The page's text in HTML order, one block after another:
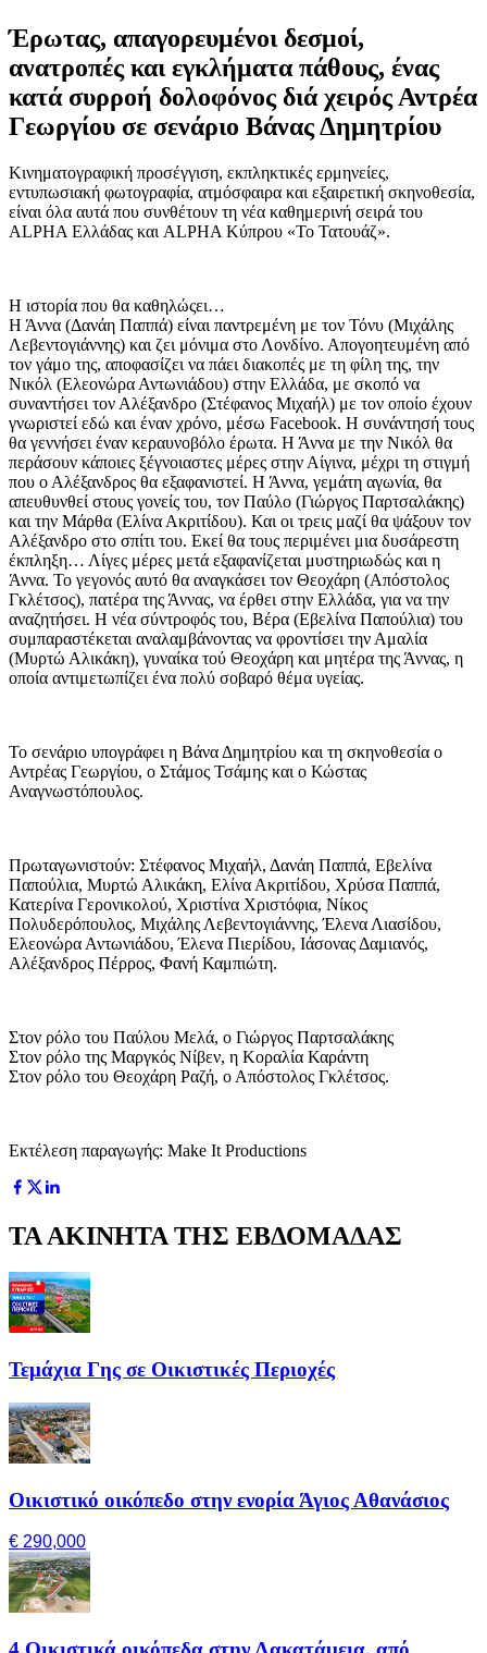
Έρωτας, απαγορευμένοι δεσμοί,
ανατροπές και εγκλήματα πάθους, ένας
κατά συρροή δολοφόνος διά χειρός Αντρέα
Γεωργίου σε σενάριο Βάνας Δημητρίου
Κινηματογραφική προσέγγιση, εκπληκτικές ερμηνείες,
εντυπωσιακή φωτογραφία, ατμόσφαιρα και εξαιρετική σκηνοθεσία,
είναι όλα αυτά που συνθέτουν τη νέα καθημερινή σειρά του
ALPHA Ελλάδας και ALPHA Κύπρου «Το Τατουάζ».
Η ιστορία που θα καθηλώςει…
Η Άννα (Δανάη Παππά) είναι παντρεμένη με τον Τόνυ (Μιχάλης
Λεβεντογιάννης) και ζει μόνιμα στο Λονδίνο. Απογοητευμένη από
τον γάμο της, αποφασίζει να πάει διακοπές με τη φίλη της, την
Νικόλ (Ελεονώρα Αντωνιάδου) στην Ελλάδα, με σκοπό να
συναντήσει τον Αλέξανδρο (Στέφανος Μιχαήλ) με τον οποίο έχουν
γνωριστεί εδώ και έναν χρόνο, μέσω Facebook. Η συνάντησή τους
θα γεννήσει έναν κεραυνοβόλο έρωτα. Η Άννα με την Νικόλ θα
περάσουν κάποιες ξέγνοιαστες μέρες στην Αίγινα, μέχρι τη στιγμή
που ο Αλέξανδρος θα εξαφανιστεί. Η Άννα, γεμάτη αγωνία, θα
απευθυνθεί στους γονείς του, τον Παύλο (Γιώργος Παρτσαλάκης)
και την Μάρθα (Ελίνα Ακριτίδου). Και οι τρεις μαζί θα ψάξουν τον
Αλέξανδρο στο σπίτι του. Εκεί θα τους περιμένει μια δυσάρεστη
έκπληξη… Λίγες μέρες μετά εξαφανίζεται μυστηριωδώς και η
Άννα. Το γεγονός αυτό θα αναγκάσει τον Θεοχάρη (Απόστολος
Γκλέτσος), πατέρα της Άννας, να έρθει στην Ελλάδα, για να την
αναζητήσει. Η νέα σύντροφός του, Βέρα (Εβελίνα Παπούλια) του
συμπαραστέκεται αναλαμβάνοντας να φροντίσει την Αμαλία
(Μυρτώ Αλικάκη), γυναίκα τού Θεοχάρη και μητέρα της Άννας, η
οποία αντιμετωπίζει ένα πολύ σοβαρό θέμα υγείας.
Το σενάριο υπογράφει η Βάνα Δημητρίου και τη σκηνοθεσία ο
Αντρέας Γεωργίου, ο Στάμος Τσάμης και ο Κώστας
Αναγνωστόπουλος.
Πρωταγωνιστούν: Στέφανος Μιχαήλ, Δανάη Παππά, Εβελίνα
Παπούλια, Μυρτώ Αλικάκη, Ελίνα Ακριτίδου, Χρύσα Παππά,
Κατερίνα Γερονικολού, Χριστίνα Χριστόφια, Νίκος
Πολυδερόπουλος, Μιχάλης Λεβεντογιάννης, Έλενα Λιασίδου,
Ελεονώρα Αντωνιάδου, Έλενα Πιερίδου, Ιάσονας Δαμιανός,
Αλέξανδρος Πέρρος, Φανή Καμπιώτη.
Στον ρόλο του Παύλου Μελά, ο Γιώργος Παρτσαλάκης
Στον ρόλο της Μαργκός Νίβεν, η Κοραλία Καράντη
Στον ρόλο του Θεοχάρη Ραζή, ο Απόστολος Γκλέτσος.
Εκτέλεση παραγωγής: Make It Productions
ΤΑ ΑΚΙΝΗΤΑ ΤΗΣ ΕΒΔΟΜΑΔΑΣ
Τεμάχια Γης σε Οικιστικές Περιοχές
Οικιστικό οικόπεδο στην ενορία Άγιος Αθανάσιος
€ 290,000